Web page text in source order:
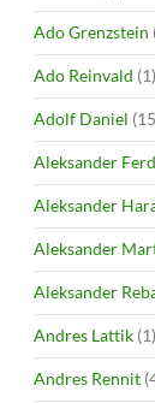
Ado Grenzstein
Ado Reinvald (1)
Adolf Daniel
Aleksander
Aleksander
Aleksander
Aleksander
Andres Lattik (1)
Andres Rennit